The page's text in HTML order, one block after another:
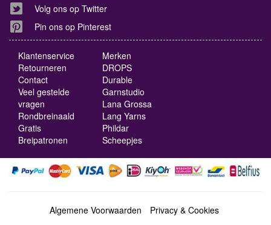
Volg ons op Twitter
Pin ons op Pinterest
Klantenservice
Retourneren
Contact
Veel gestelde
vragen
Rondbreinaald
Gratis
Breipatronen
Merken
DROPS
Durable
Garnstudio
Lana Grossa
Lang Yarns
Phildar
Scheepjes
Algemene Voorwaarden
Privacy & Cookies